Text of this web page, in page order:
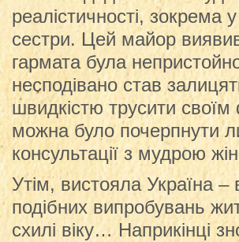
реалістичності, зокрема
сестри. Цей майор
гармата була
несподівано став
швидкістю трусити
можна було почерпнути
консультації з мудрою
Утім, вистояла Україна
подібних випробувань
схилі віку… Наприкінці